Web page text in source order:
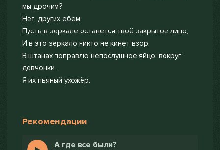
мы дрочим?
Нет, других ебём.
Пусть в зеркале останется твоё закрытое лицо,
И в это зеркало никто не кинет взор.
В штанах поправлю непослушное яйцо; вокруг
девчонки,
Я их пьяный ухожёр.
Рекомендации
А где все были?